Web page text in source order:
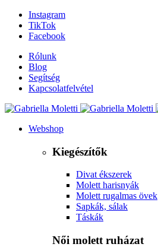
Instagram
TikTok
Facebook
Rólunk
Blog
Segítség
Kapcsolatfelvétel
Webshop
Kiegészítők
Divat ékszerek
Molett harisnyák
Molett rugalmas övek
Sapkák, sálak
Táskák
Női molett ruházat